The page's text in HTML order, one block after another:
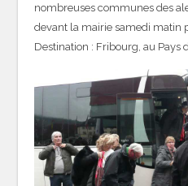
nombreuses communes des
devant la mairie samedi matin
Destination : Fribourg, au Pays